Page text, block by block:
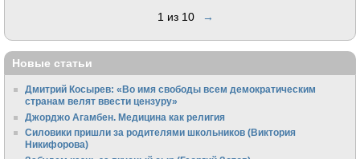
1 из 10 →
Новые статьи
Дмитрий Косырев: «Во имя свободы всем демократическим
странам велят ввести цензуру»
Джорджо Агамбен. Медицина как религия
Силовики пришли за родителями школьников (Виктория
Никифорова)